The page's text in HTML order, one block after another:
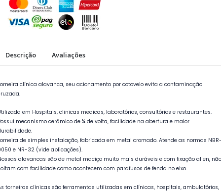
Descrição Avaliações
clínica alavanca, seu acionamento por cotovelo evita a contaminação
em Hospitais, clinicas medicas, laboratórios, consultórios e restaurantes.
mecanismo cerâmico de ¼ de volta, facilidade na abertura e maior
de simples instalação, fabricada em metal cromado. Atende as normas
e NR-32 (vide aplicações).
alavancas são de metal maciço muito mais duráveis e com fixação allen, não
com facilidade como acontecem com parafusos de fenda no eixo.
torneiras clínicas são ferramentas utilizadas em clínicas, hospitais, ambulatórios,